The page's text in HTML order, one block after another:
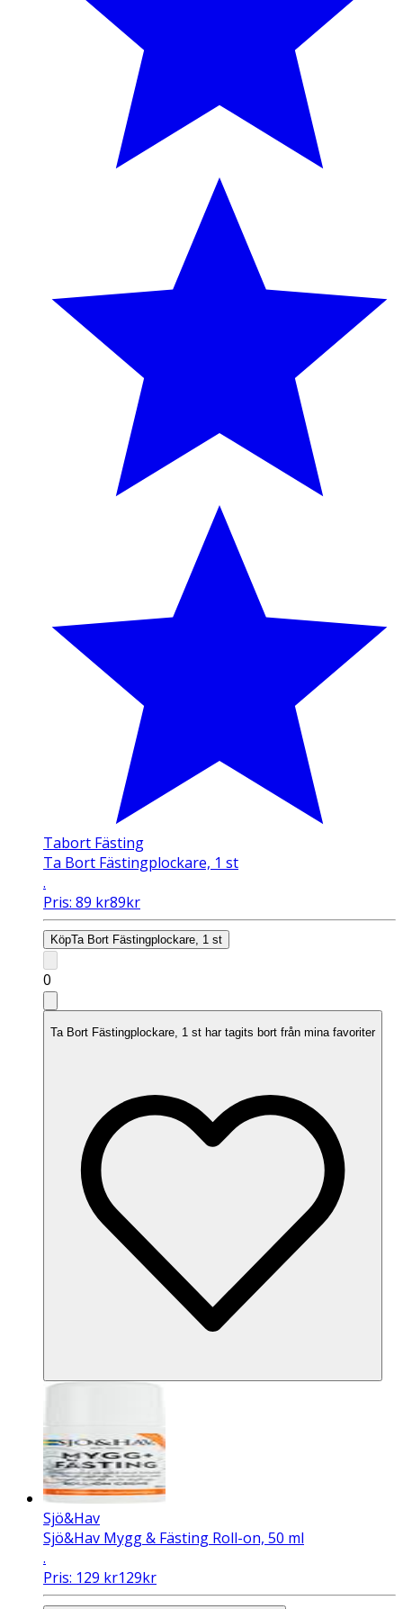
Tabort Fästing
Ta Bort Fästingplockare, 1 st
.
Pris: 89 kr89kr
KöpTa Bort Fästingplockare, 1 st
0
Ta Bort Fästingplockare, 1 st har tagits bort från mina favoriter
Sjö&Hav
Sjö&Hav Mygg & Fästing Roll-on, 50 ml
.
Pris: 129 kr129kr